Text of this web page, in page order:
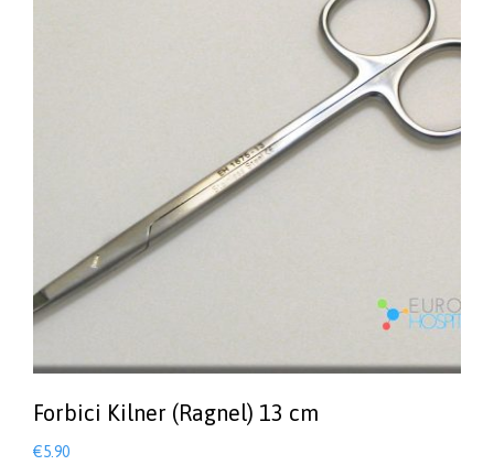
Forbici Kilner (Ragnel) 13 cm
€5.90